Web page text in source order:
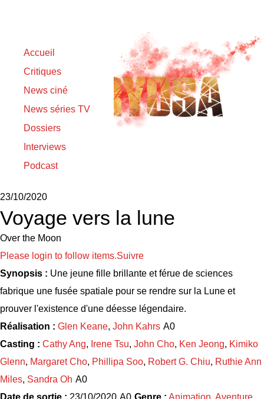
Accueil
Critiques
News ciné
News séries TV
Dossiers
Interviews
Podcast
23/10/2020
Voyage vers la lune
Over the Moon
Please login to follow items.Suivre
Synopsis : Une jeune fille brillante et férue de sciences
fabrique une fusée spatiale pour se rendre sur la Lune et
prouver l'existence d'une déesse légendaire.
Réalisation : Glen Keane, John Kahrs
Casting : Cathy Ang, Irene Tsu, John Cho, Ken Jeong, Kimiko
Glenn, Margaret Cho, Phillipa Soo, Robert G. Chiu, Ruthie Ann
Miles, Sandra Oh
Date de sortie : 23/10/2020 Genre : Animation, Aventure